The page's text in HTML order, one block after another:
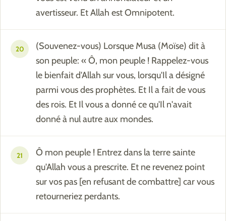
avertisseur. Et Allah est Omnipotent.
20
(Souvenez-vous) Lorsque Musa (Moïse) dit à
son peuple: « Ô, mon peuple ! Rappelez-vous
le bienfait d'Allah sur vous, lorsqu'Il a désigné
parmi vous des prophètes. Et Il a fait de vous
des rois. Et Il vous a donné ce qu'Il n'avait
donné à nul autre aux mondes.
21
Ô mon peuple ! Entrez dans la terre sainte
qu'Allah vous a prescrite. Et ne revenez point
sur vos pas [en refusant de combattre] car vous
retourneriez perdants.